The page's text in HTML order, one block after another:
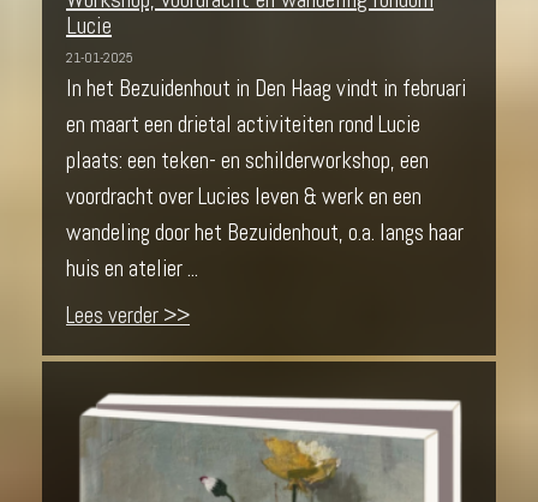
Lucie
21-01-2025
In het Bezuidenhout in Den Haag vindt in februari
en maart een drietal activiteiten rond Lucie
plaats: een teken- en schilderworkshop, een
voordracht over Lucies leven & werk en een
wandeling door het Bezuidenhout, o.a. langs haar
huis en atelier ...
Lees verder >>